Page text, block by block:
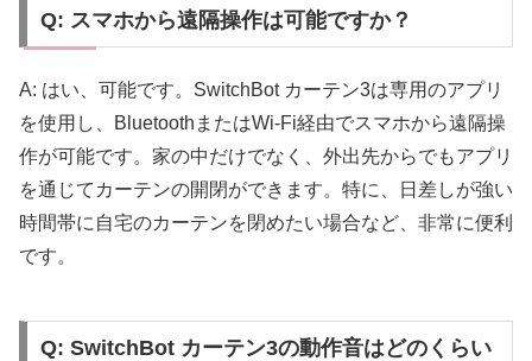
Q: スマホから遠隔操作は可能ですか？
A: はい、可能です。SwitchBot カーテン3は専用のアプリ
を使用し、BluetoothまたはWi-Fi経由でスマホから遠隔操
作が可能です。家の中だけでなく、外出先からでもアプリ
を通じてカーテンの開閉ができます。特に、日差しが強い
時間帯に自宅のカーテンを閉めたい場合など、非常に便利
です。
Q: SwitchBot カーテン3の動作音はどのくらい